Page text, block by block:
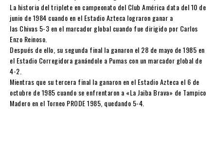
La historia del triplete en campeonato del Club América data del 10 de
junio de 1984 cuando en el Estadio Azteca lograron ganar a
las Chivas 5-3 en el marcador global cuando fue dirigido por Carlos
Enzo Reinoso.
Después de ello, su segunda final la ganaron el 28 de mayo de 1985 en
el Estadio Corregidora ganándole a Pumas con un marcador global de
4-2.
Mientras que su tercera final la ganaron en el Estadio Azteca el 6 de
octubre de 1985 cuando se enfrentaron a «La Jaiba Brava» de Tampico
Madero en el Torneo PRODE 1985, quedando 5-4.